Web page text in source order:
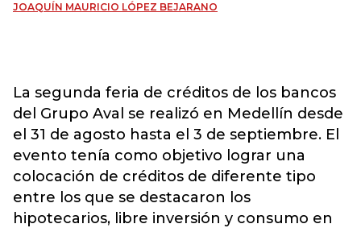
JOAQUÍN MAURICIO LÓPEZ BEJARANO
La segunda feria de créditos de los bancos
del Grupo Aval se realizó en Medellín desde
el 31 de agosto hasta el 3 de septiembre. El
evento tenía como objetivo lograr una
colocación de créditos de diferente tipo
entre los que se destacaron los
hipotecarios, libre inversión y consumo en